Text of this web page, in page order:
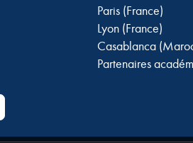
Paris (France)
Lyon (France)
Casablanca
Partenaires